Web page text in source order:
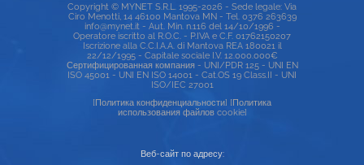
Copyright © MYNET S.R.L. 1995-2026 - Sede legale: Via
Ciro Menotti, 14 46100 Mantova MN - Tel. 0376 263639
info@mynet.it - Aut. Min. n.116 del 14/10/1996 -
Operatore iscritto al R.O.C. - P.IVA e C.F. 01762150207
Iscrizione alla C.C.I.A.A. di Mantova REA 180021 il
22/12/1995 - Capitale sociale I.V. 12.000.000€
Сертифицированная компания - UNI/PDR 125 - UNI EN
ISO 45001 - UNI EN ISO 14001 - Cat.OS 19 Class.II - UNI
ISO/IEC 27001
[Политика конфиденциальности] [Политика
использования файлов cookie]
Веб-сайт по адресу: